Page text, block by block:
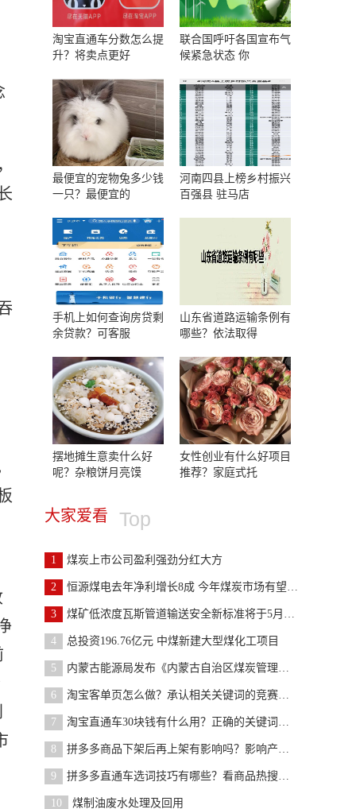
淘宝直通车分数怎么提
升？将卖点更好
联合国呼吁各国宣布气
候紧急状态 你
最便宜的宠物兔多少钱
一只？最便宜的
河南四县上榜乡村振兴
百强县 驻马店
手机上如何查询房贷剩
余贷款？可客服
山东省道路运输条例有
哪些？依法取得
摆地摊生意卖什么好
呢？杂粮饼月亮馍
女性创业有什么好项目
推荐？家庭式托
大家爱看 Top
1 煤炭上市公司盈利强劲分红大方
2 恒源煤电去年净利增长8成 今年煤炭市场有望趋于平稳
3 煤矿低浓度瓦斯管道输送安全新标准将于5月1日起实施
4 总投资196.76亿元 中煤新建大型煤化工项目
5 内蒙古能源局发布《内蒙古自治区煤炭管理条例》（征
6 淘宝客单页怎么做？承认相关关键词的竞赛程度
7 淘宝直通车30块钱有什么用？正确的关键词标签
8 拼多多商品下架后再上架有影响吗？影响产品的流量
9 拼多多直通车选词技巧有哪些？看商品热搜词有哪些
10 煤制油废水处理及回用